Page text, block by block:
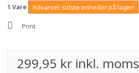
1 Vare Advarsel: sidste enheder på lager!
Print
299,95 kr inkl. moms